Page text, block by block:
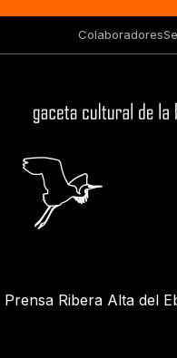
Colaboradores
Prensa Ribera Alta del